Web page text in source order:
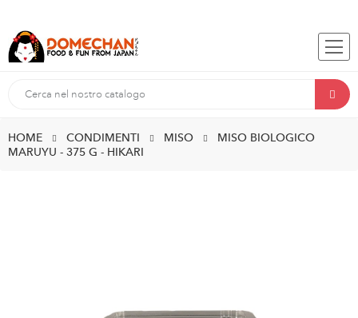
HOME CONDIMENTI MISO
MISO BIOLOGICO
MARUYU - 375 G - HIKARI